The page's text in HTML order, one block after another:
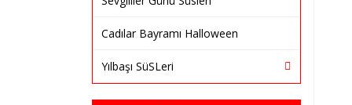
Cadılar Bayramı Halloween
Yılbaşı SüSLeri